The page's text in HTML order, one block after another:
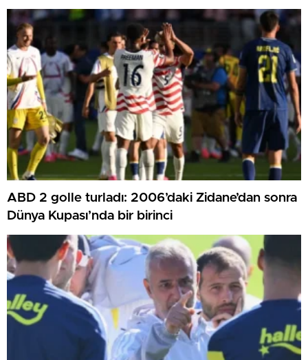
görüntü…
ABD 2 golle turladı: 2006’daki Zidane’dan sonra
Dünya Kupası’nda bir birinci